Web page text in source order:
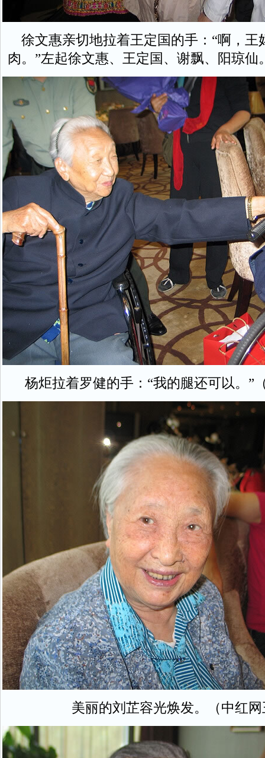
徐文惠亲切地拉着王定国的手：“啊，王
肉。”左起徐文惠、王定国、谢飘、阳琼仙
杨炬拉着罗健的手：“我的腿还可以。”
美丽的刘芷容光焕发。（中红